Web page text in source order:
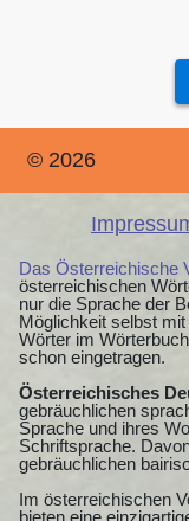
© 2026
Das Österreichische
österreichischen
nur die Sprache der
Möglichkeit selbst
Wörter im
schon eingetragen.
Österreichisches
gebräuchlichen
Sprache und ihres
Schriftsprache.
gebräuchlichen
Im österreichischen
bieten eine